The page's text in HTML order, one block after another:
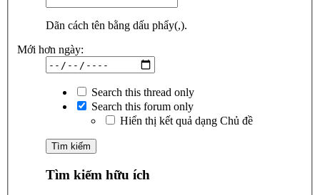
Dãn cách tên bằng dấu phẩy(,).
Mới hơn ngày:
Search this thread only
Search this forum only
Hiển thị kết quả dạng Chủ đề
Tìm kiếm hữu ích